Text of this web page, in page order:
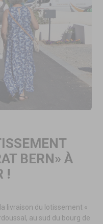
BERN» À
!
livraison du lotissement «
au sud du bourg de